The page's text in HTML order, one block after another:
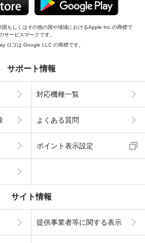
もしくはその他の国や地域におけるApple Inc.の商標で
ービスマークです。
ロゴは Google LLC の商標です。
サポート情報
対応機種一覧
よくある質問
ポイント表示設定
サイト情報
提供事業者等に関する表示